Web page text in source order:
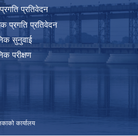
प्रगति प्रतिवेदन
प्रगति प्रतिवेदन
सुनुवाई
परीक्षण
कार्यालय